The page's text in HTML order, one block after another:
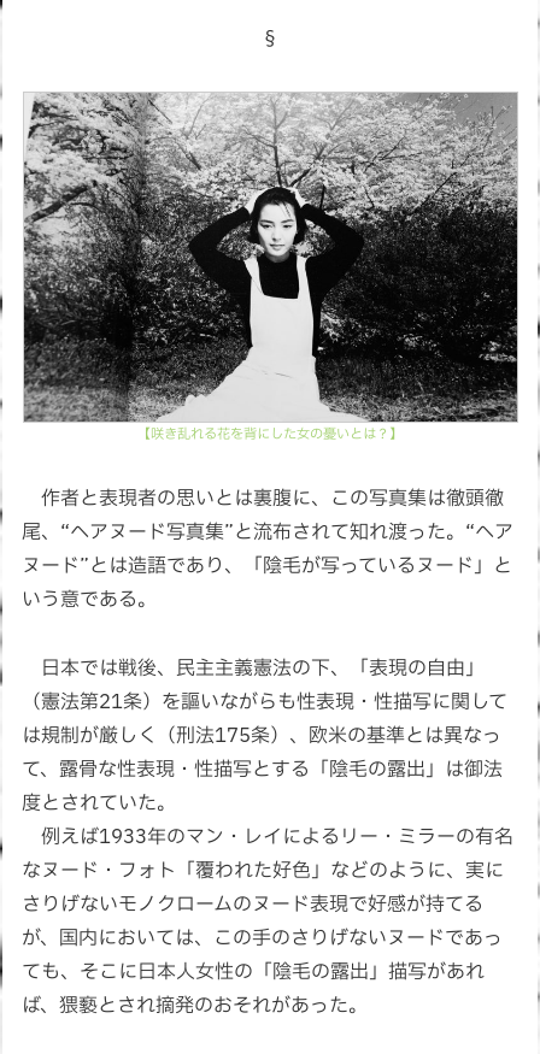
§
【咲き乱れる花を背にした女の憂いとは？】
作者と表現者の思いとは裏腹に、この写真集は徹頭徹
尾、“ヘアヌード写真集”と流布されて知れ渡った。“ヘア
ヌード”とは造語であり、「陰毛が写っているヌード」と
いう意である。
日本では戦後、民主主義憲法の下、「表現の自由」
（憲法第21条）を謳いながらも性表現・性描写に関して
は規制が厳しく（刑法175条）、欧米の基準とは異なっ
て、露骨な性表現・性描写とする「陰毛の露出」は御法
度とされていた。
例えば1933年のマン・レイによるリー・ミラーの有名
なヌード・フォト「覆われた好色」などのように、実に
さりげないモノクロームのヌード表現で好感が持てる
が、国内においては、この手のさりげないヌードであっ
ても、そこに日本人女性の「陰毛の露出」描写があれ
ば、猥褻とされ摘発のおそれがあった。